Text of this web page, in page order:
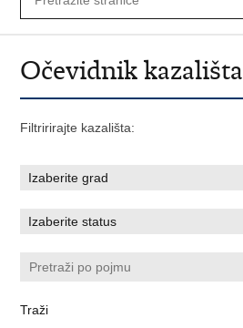
Očevidnik kazališta
Filtririrajte kazališta: